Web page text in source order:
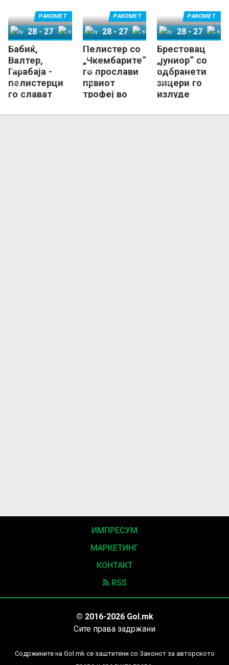
Бабиќ,
Валтер,
Гарабаја -
пелистерци
го слават
Суперкуп!
РАКОМЕТ
Еурофарм Пелистер
28 - 27
Пелистер со
„Чкембарите“
го прослави
првиот
трофеј во
ракометот
РАКОМЕТ
Еурофарм Пелистер
28- 27
Вардар 1961
Брестовац
„јуниор“ со
одбранети
зицери го
излуде
РАКОМЕТ
Еурофарм Пелистер
28- 27
ИМПРЕСУМ
МАРКЕТИНГ
КОНТАКТ
RSS
© 2016-2026 Gol.mk
Сите права задржани
Содржините на Gol.mk се заштитени со Законот за авторското